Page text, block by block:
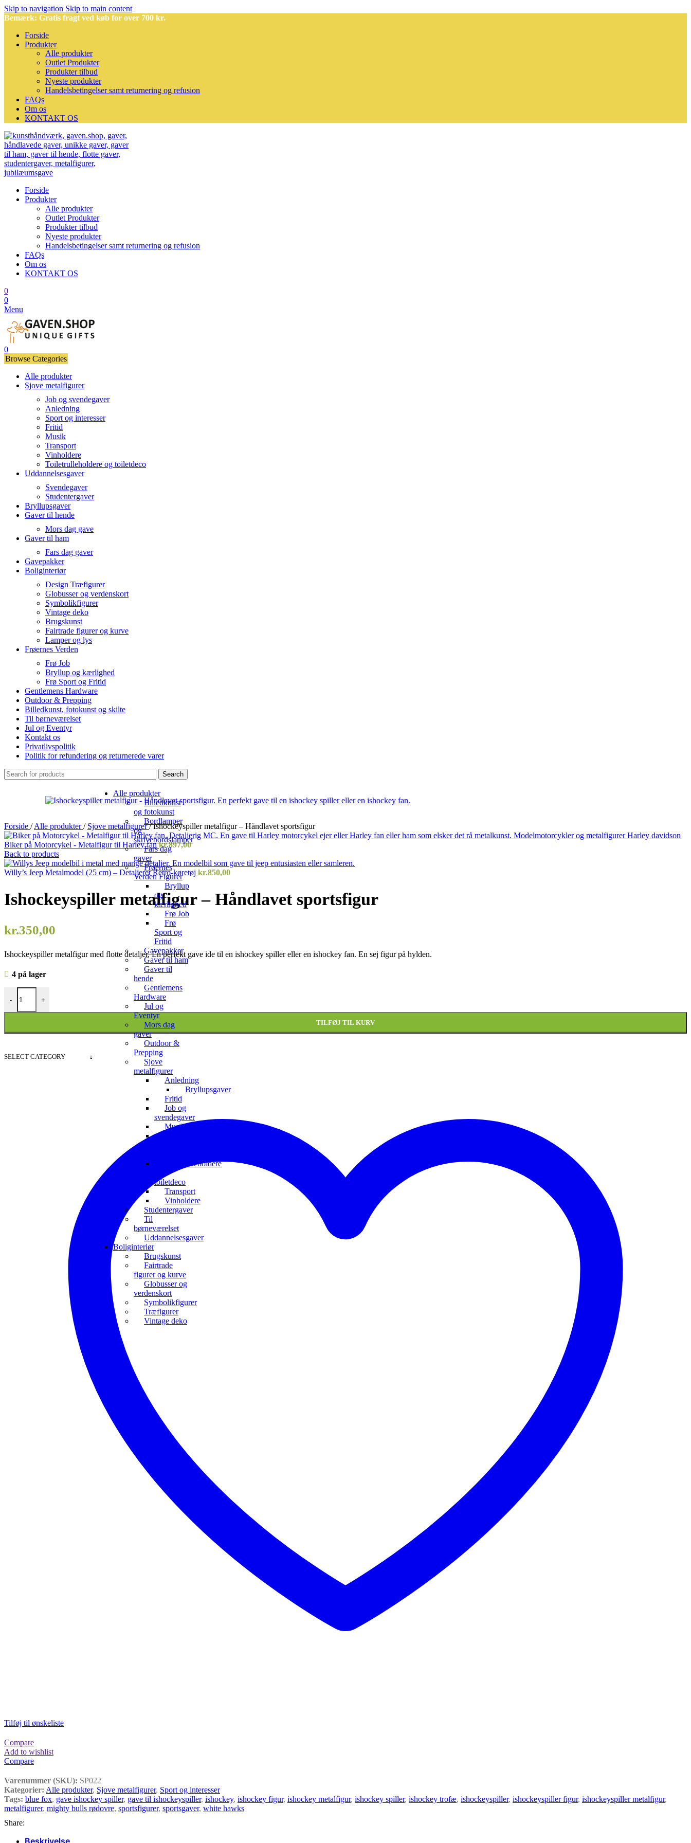
Skip to navigation Skip to main content
Bemærk: Gratis fragt ved køb for over 700 kr.
Forside
Produkter
Alle produkter
Outlet Produkter
Produkter tilbud
Nyeste produkter
Handelsbetingelser samt returnering og refusion
FAQs
Om os
KONTAKT OS
Forside
Produkter
Alle produkter
Outlet Produkter
Produkter tilbud
Nyeste produkter
Handelsbetingelser samt returnering og refusion
FAQs
Om os
KONTAKT OS
0
0
Menu
0
Browse Categories
Alle produkter
Sjove metalfigurer
Job og svendegaver
Anledning
Sport og interesser
Fritid
Musik
Transport
Vinholdere
Toiletrulleholdere og toiletdeco
Uddannelsesgaver
Svendegaver
Studentergaver
Bryllupsgaver
Gaver til hende
Mors dag gave
Gaver til ham
Fars dag gaver
Gavepakker
Boliginteriør
Design Træfigurer
Globusser og verdenskort
Symbolikfigurer
Vintage deko
Brugskunst
Fairtrade figurer og kurve
Lamper og lys
Frøernes Verden
Frø Job
Bryllup og kærlighed
Frø Sport og Fritid
Gentlemens Hardware
Outdoor & Prepping
Billedkunst, fotokunst og skilte
Til børneværelset
Jul og Eventyr
Kontakt os
Privatlivspolitik
Politik for refundering og returnerede varer
SELECT CATEGORY
Alle produkter
Billedkunst
og fotokunst
Bordlamper
og
skrivebordslamper
Fars dag
gaver
Frøernes
Verden Figurer
Bryllup
og
kærlighed
Frø Job
Frø
Sport og
Fritid
Gavepakker
Gaver til ham
Gaver til
hende
Gentlemens
Hardware
Jul og
Eventyr
Mors dag
gaver
Outdoor &
Prepping
Sjove
metalfigurer
Anledning
Bryllupsgaver
Fritid
Job og
svendegaver
Musik
Toiletrulleholdere
toiletdeco
Transport
Vinholdere
Studentergaver
Til
børneværelset
Uddannelsesgaver
Boliginteriør
Brugskunst
Fairtrade
figurer og kurve
Globusser og
verdenskort
Symbolikfigurer
Træfigurer
Vintage deko
Search
Forside / Alle produkter/ Sjove metalfigurer/ Ishockeyspiller metalfigur – Håndlavet sportsfigur
Biker på Motorcykel - Metalfigur til Harley fankr.897,00
Back to products
Willy’s Jeep Metalmodel (25 cm) – Detaljeret Retro-køretøj kr.850,00
Ishockeyspiller metalfigur – Håndlavet sportsfigur
kr.350,00
Ishockeyspiller metalfigur med flotte detaljer. En perfekt gave ide til en ishockey spiller eller en ishockey fan. En sej figur på hylden.
4 på lager
-
Ishockeyspiller metalfigur - Håndlavet sportsfigur antal
+
TILFØJ TIL KURV
Tilføj til ønskeliste
Compare
Add to wishlist
Compare
Varenummer (SKU): SP022
Kategorier: Alle produkter, Sjove metalfigurer, Sport og interesser
Tags: blue fox, gave ishockey spiller, gave til ishockeyspiller, ishockey, ishockey figur, ishockey metalfigur, ishockey spiller, ishockey trofæ, ishockeyspiller, ishockeyspiller figur, ishockeyspiller metalfigur,
metalfigurer, mighty bulls rødovre, sportsfigurer, sportsgaver, white hawks
Share: